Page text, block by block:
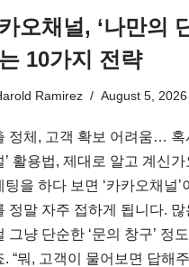
오채널, ‘나만의
10가지 전략
Ramirez August 5, 2026
정체, 고객 확보 어려움… 혹
’ 활용법, 제대로 알고 계신
팅을 하다 보면 ‘카카오채널’
정말 자주 접하게 됩니다. 많
그냥 단순한 ‘문의 창구’ 정
. “뭐, 고객이 물어보면 답해